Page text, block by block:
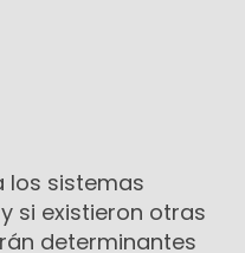
los sistemas
si existieron otras
determinantes